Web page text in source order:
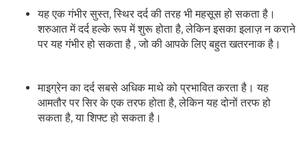
यह एक गंभीर सुस्त, स्थिर दर्द की तरह भी महसूस हो सकता है।
शरुआत में दर्द हल्के रूप में शुरू होता है, लेकिन इसका इलाज़ न कराने
पर यह गंभीर हो सकता है , जो की आपके लिए बहुत खतरनाक है।
माइग्रेन का दर्द सबसे अधिक माथे को प्रभावित करता है। यह
आमतौर पर सिर के एक तरफ होता है, लेकिन यह दोनों तरफ हो
सकता है, या शिफ्ट हो सकता है।